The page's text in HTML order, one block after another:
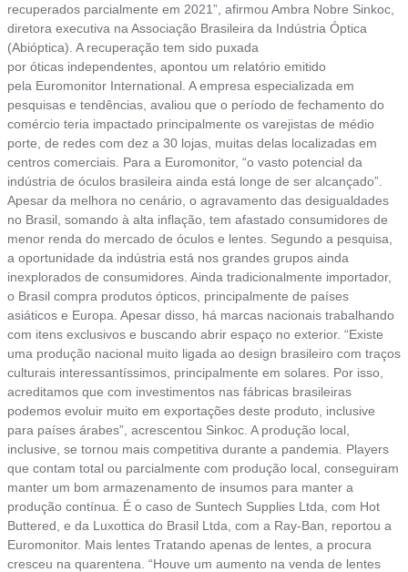
recuperados parcialmente em 2021”, afirmou Ambra Nobre Sinkoc,
diretora executiva na Associação Brasileira da Indústria Óptica
(Abióptica). A recuperação tem sido puxada
por óticas independentes, apontou um relatório emitido
pela Euromonitor International. A empresa especializada em
pesquisas e tendências, avaliou que o período de fechamento do
comércio teria impactado principalmente os varejistas de médio
porte, de redes com dez a 30 lojas, muitas delas localizadas em
centros comerciais. Para a Euromonitor, “o vasto potencial da
indústria de óculos brasileira ainda está longe de ser alcançado”.
Apesar da melhora no cenário, o agravamento das desigualdades
no Brasil, somando à alta inflação, tem afastado consumidores de
menor renda do mercado de óculos e lentes. Segundo a pesquisa,
a oportunidade da indústria está nos grandes grupos ainda
inexplorados de consumidores. Ainda tradicionalmente importador,
o Brasil compra produtos ópticos, principalmente de países
asiáticos e Europa. Apesar disso, há marcas nacionais trabalhando
com itens exclusivos e buscando abrir espaço no exterior. “Existe
uma produção nacional muito ligada ao design brasileiro com traços
culturais interessantíssimos, principalmente em solares. Por isso,
acreditamos que com investimentos nas fábricas brasileiras
podemos evoluir muito em exportações deste produto, inclusive
para países árabes”, acrescentou Sinkoc. A produção local,
inclusive, se tornou mais competitiva durante a pandemia. Players
que contam total ou parcialmente com produção local, conseguiram
manter um bom armazenamento de insumos para manter a
produção contínua. É o caso de Suntech Supplies Ltda, com Hot
Buttered, e da Luxottica do Brasil Ltda, com a Ray-Ban, reportou a
Euromonitor. Mais lentes Tratando apenas de lentes, a procura
cresceu na quarentena. “Houve um aumento na venda de lentes